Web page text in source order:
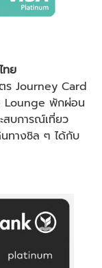
ทย
ร Journey Card
Lounge พักผ่อน
สบการณ์เที่ยว
ทางชิล ๆ ได้กับ